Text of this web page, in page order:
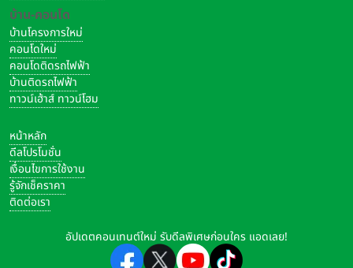
บ้าน-คอนโด
บ้านโครงการใหม่
คอนโดใหม่
คอนโดติดรถไฟฟ้า
บ้านติดรถไฟฟ้า
ทาวน์เฮ้าส์ ทาวน์โฮม
หน้าหลัก
ดีลโปรโมชั่น
เงื่อนไขการใช้งาน
รู้จักเช็คราคา
ติดต่อเรา
อัปเดตคอนเทนต์ใหม่ รับดีลพิเศษก่อนใคร แอดเลย!